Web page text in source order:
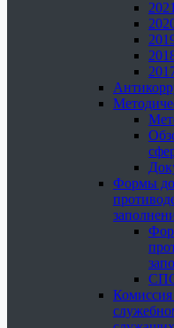
Формы